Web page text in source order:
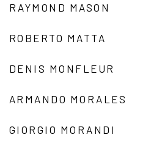
RAYMOND MASON
ROBERTO MATTA
DENIS MONFLEUR
ARMANDO MORALES
GIORGIO MORANDI